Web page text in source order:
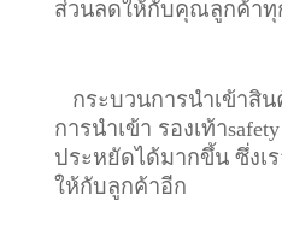
ส่วนลดให้กับคุณลูกค้า
กระบวนการนำเข้าสิ
การนำเข้า รองเท้า
ประหยัดได้มากขึ้น ซึ่งเ
ให้กับลูกค้าอีก